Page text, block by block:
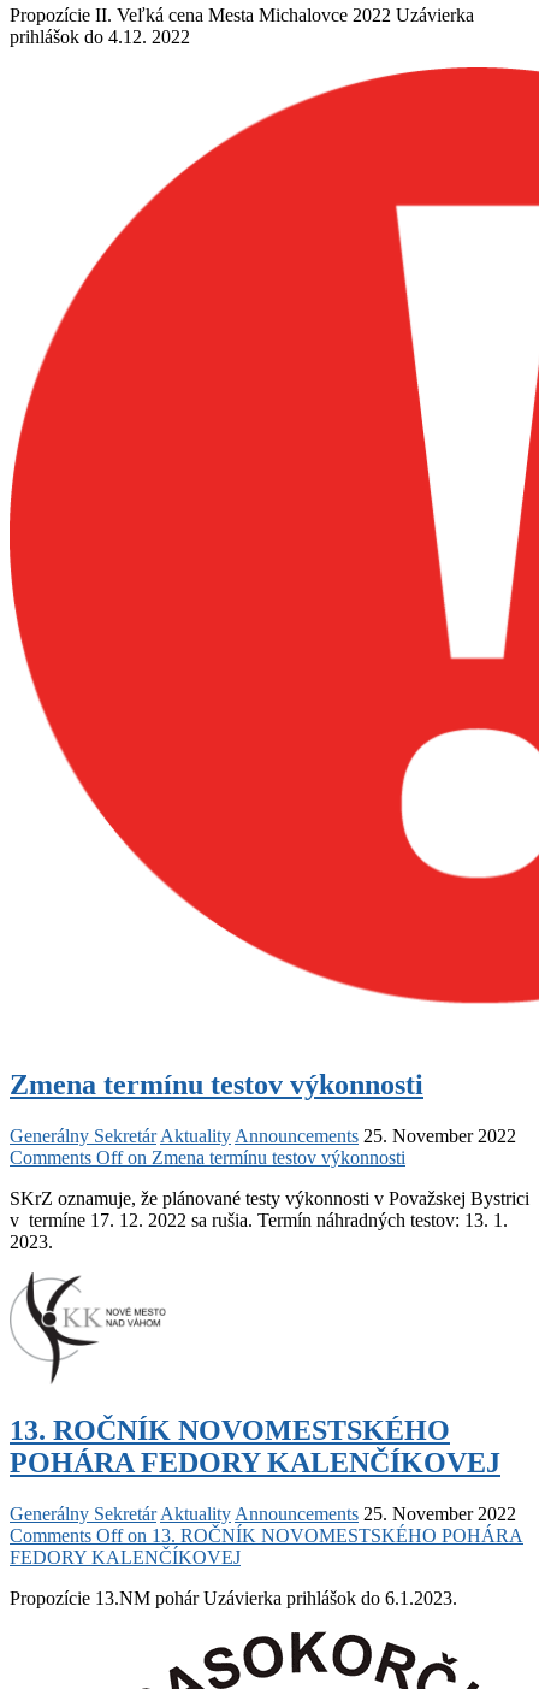
Propozície II. Veľká cena Mesta Michalovce 2022 Uzávierka
prihlášok do 4.12. 2022
Zmena termínu testov výkonnosti
Generálny Sekretár Aktuality Announcements 25. November 2022
Comments Offon Zmena termínu testov výkonnosti
SKrZ oznamuje, že plánované testy výkonnosti v Považskej Bystrici
v termíne 17. 12. 2022 sa rušia. Termín náhradných testov: 13. 1.
2023.
13. ROČNÍK NOVOMESTSKÉHO
POHÁRA FEDORY KALENČÍKOVEJ
Generálny Sekretár Aktuality Announcements 25. November 2022
Comments Offon 13. ROČNÍK NOVOMESTSKÉHO POHÁRA
FEDORY KALENČÍKOVEJ
Propozície 13.NM pohár Uzávierka prihlášok do 6.1.2023.